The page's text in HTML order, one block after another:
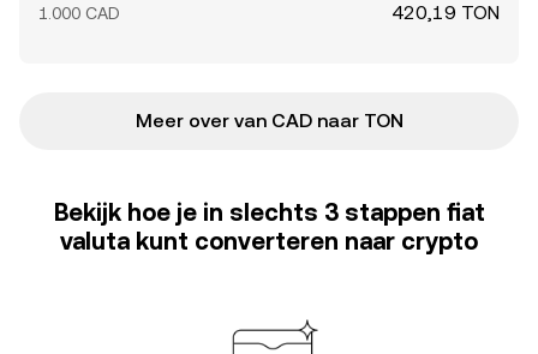
1.000 CAD 420,19 TON
Meer over van CAD naar TON
Bekijk hoe je in slechts 3 stappen fiat
valuta kunt converteren naar crypto